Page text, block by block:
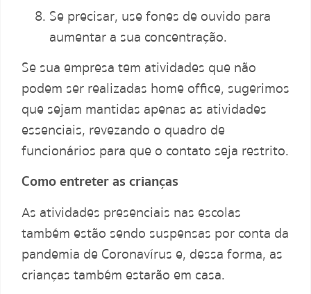
Se precisar, use fones de ouvido para
aumentar a sua concentração.
Se sua empresa tem atividades que não
podem ser realizadas home office, sugerimos
que sejam mantidas apenas as atividades
essenciais, revezando o quadro de
funcionários para que o contato seja restrito.
Como entreter as crianças
As atividades presenciais nas escolas
também estão sendo suspensas por conta da
pandemia de Coronavírus e, dessa forma, as
crianças também estarão em casa.